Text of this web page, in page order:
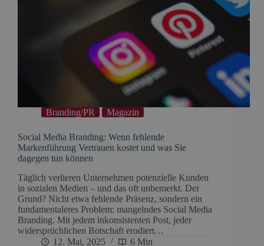
Branding/PR Magazin
Social Media Branding: Wenn fehlende
Markenführung Vertrauen kostet und was Sie
dagegen tun können
Täglich verlieren Unternehmen potenzielle Kunden
in sozialen Medien – und das oft unbemerkt. Der
Grund? Nicht etwa fehlende Präsenz, sondern ein
fundamentaleres Problem: mangelndes Social Media
Branding. Mit jedem inkonsistenten Post, jeder
widersprüchlichen Botschaft erodiert…
12. Mai, 2025
6 Min